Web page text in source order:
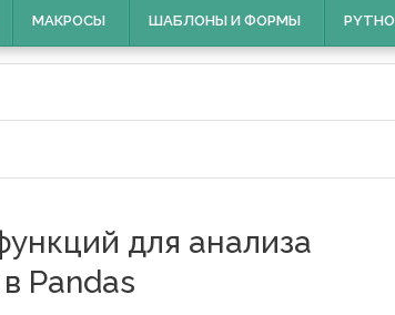
МАКРОСЫ ШАБЛОНЫ И ФОРМЫ
для анализа
Pandas